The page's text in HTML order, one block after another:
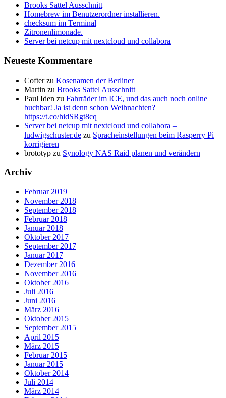
Brooks Sattel Ausschnitt
Homebrew im Benutzerordner installieren.
checksum im Terminal
Zitronenlimonade.
Server bei netcup mit nextcloud und collabora
Neueste Kommentare
Cofterzu Kosenamen der Berliner
Martin zu Brooks Sattel Ausschnitt
Paul Iden zu Fahrräder im ICE, und das auch noch online
buchbar! Ja ist denn schon Weihnachten?
https://t.co/hidSRgt8cq
Server bei netcup mit nextcloud und collabora –
ludwigschuster.de zu Spracheinstellungen beim Rasperry Pi
korrigieren
brototyp zu Synology NAS Raid planen und verändern
Archiv
Februar 2019
November 2018
September 2018
Februar 2018
Januar 2018
Oktober 2017
September 2017
Januar 2017
Dezember 2016
November 2016
Oktober 2016
Juli 2016
Juni 2016
März 2016
Oktober 2015
September 2015
April 2015
März 2015
Februar 2015
Januar 2015
Oktober 2014
Juli 2014
März 2014